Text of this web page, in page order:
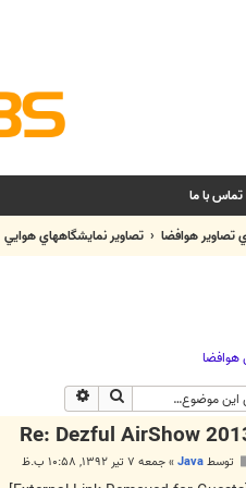
تماس با ما
تصاوير هوافضا تصاوير نمايشگاههاي هوايي
هوافضا
جستجو
Re: Dezful AirShow
توسطJava
»جمعه ۷ تیر ۱۳۹۲, ۱۰:۵۸ ب.ظ